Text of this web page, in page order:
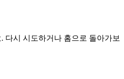
다시 시도하거나 홈으로 돌아가보